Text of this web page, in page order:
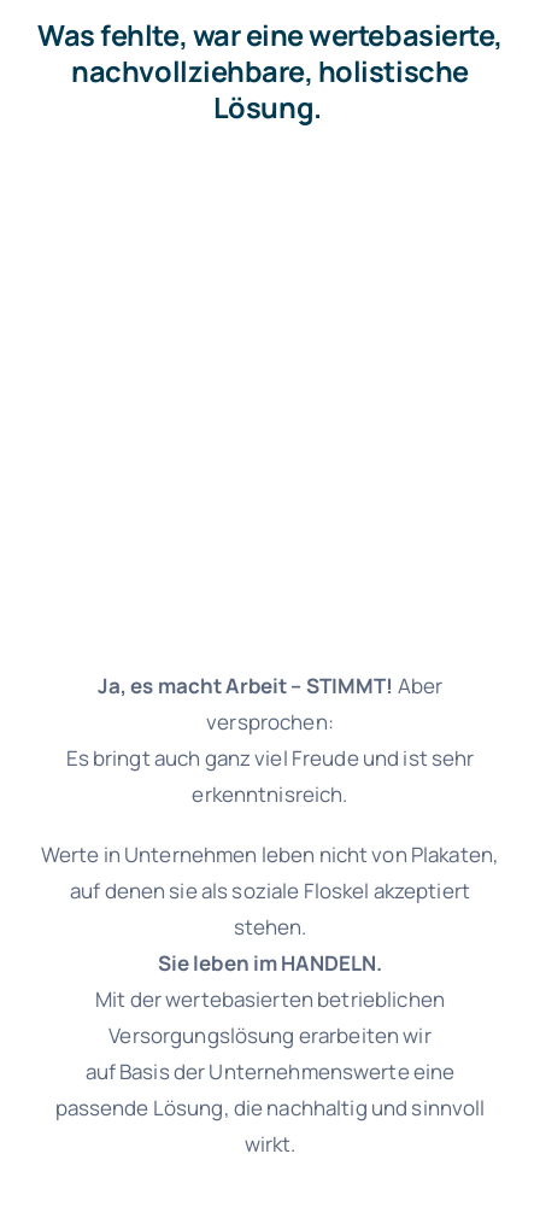
Was fehlte, war eine wertebasierte,
nachvollziehbare, holistische
Lösung.
Ja, es macht Arbeit – STIMMT! Aber
versprochen:
Es bringt auch ganz viel Freude und ist sehr
erkenntnisreich.
Werte in Unternehmen leben nicht von Plakaten,
auf denen sie als soziale Floskel akzeptiert
stehen.
Sie leben im HANDELN.
Mit der wertebasierten betrieblichen
Versorgungslösung erarbeiten wir
auf Basis der Unternehmenswerte eine
passende Lösung, die nachhaltig und sinnvoll
wirkt.